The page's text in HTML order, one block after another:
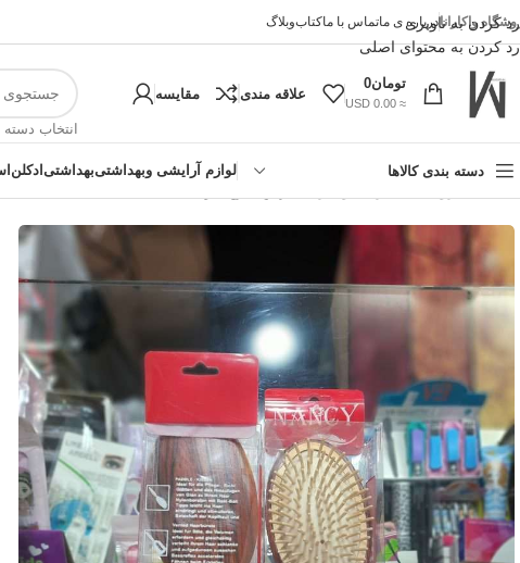
رد کردن به ناوبری
رد کردن به محتوای اصلی
!تجربه یک
واکارانادرباره ی ماتماس با ماکتابوبلاگ
تومان0
≈ 0.00 USD
علاقه مندی مقایسه
انتخاب دسته
دسته بندی کالاها لوازم آرایشی وبهداشتیبهداشتی ادکلن